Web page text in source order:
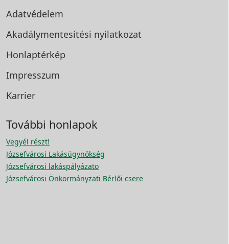
Adatvédelem
Akadálymentesítési nyilatkozat
Honlaptérkép
Impresszum
Karrier
További honlapok
Vegyél részt!
Józsefvárosi Lakásügynökség
Józsefvárosi lakáspályázato
Józsefvárosi Önkormányzati Bérlői csere